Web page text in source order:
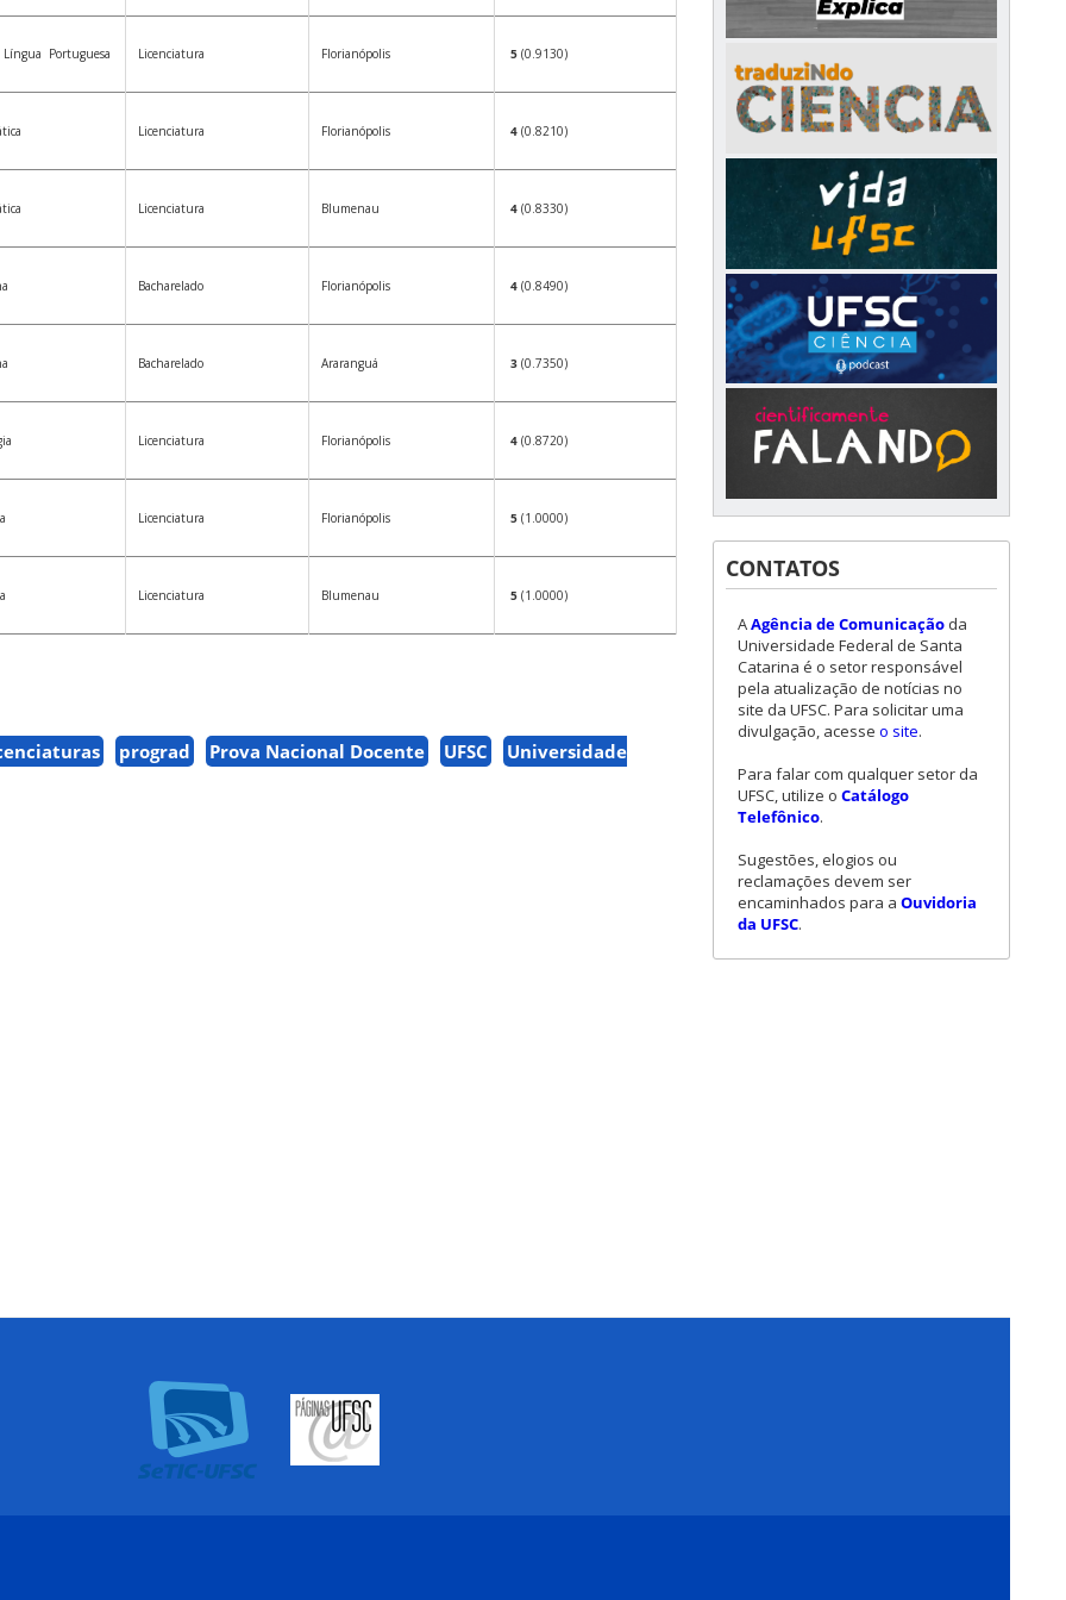
Língua Portuguesa Licenciatura Florianópolis 5 (0.9130)
Licenciatura Florianópolis 4 (0.8210)
Licenciatura Blumenau 4 (0.8330)
Bacharelado Florianópolis 4 (0.8490)
Bacharelado Araranguá 3 (0.7350)
Licenciatura Florianópolis 4 (0.8720)
Licenciatura Florianópolis 5 (1.0000)
Licenciatura Blumenau 5 (1.0000)
prograd Prova Nacional Docente UFSC Universidade
CONTATOS
AAgência de Comunicação da
Universidade Federal de Santa
Catarina é o setor responsável
pela atualização de notícias no
site da UFSC. Para solicitar uma
divulgação, acesse o site.
Para falar com qualquer setor da
UFSC, utilize o Catálogo
Telefônico.
Sugestões, elogios ou
reclamações devem ser
encaminhados para a Ouvidoria
da UFSC.